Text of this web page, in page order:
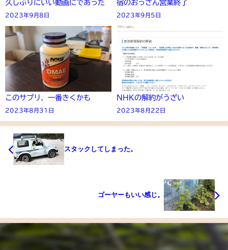
久しぶりにいい動画にであった
2023年9月8日
宿のおっさん営業終了
2023年9月5日
このサプリ、一番きくかも
2023年8月31日
NHKの解約がうざい
2023年8月22日
スタックしてしまった。
ゴーヤーもいい感じ。